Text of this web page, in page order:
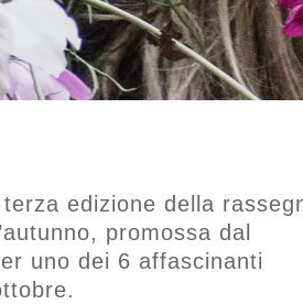
edizione della
promossa dal
uno dei 6 affascinanti